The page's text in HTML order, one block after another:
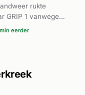
rukte
GRIP 1 vanwege
incident
Duinoord uit
in
hulp van
en
eerder